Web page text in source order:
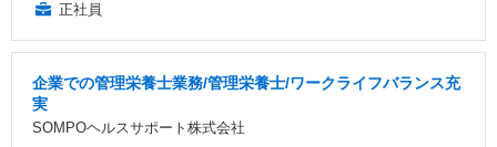
正社員
企業での管理栄養士業務/管理栄養士/ワークライフバランス充
実
SOMPOヘルスサポート株式会社